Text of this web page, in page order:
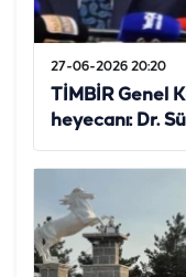
27-06-2026 20:20
TİMBİR Genel
heyecanı: Dr.